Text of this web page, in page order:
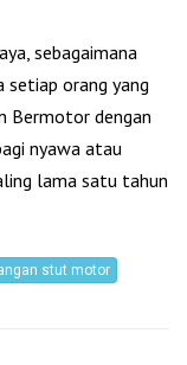
sebagaimana
orang yang
Bermotor dengan
nyawa atau
lama satu tahun
stut motor